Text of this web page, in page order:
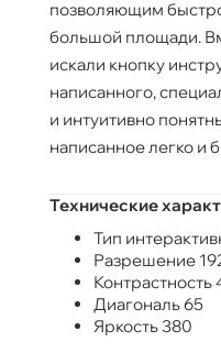
позволяющим
большой площади.
искали кнопку
написанного,
и интуитивно
написанное легко и
Технические
Тип
Разрешение
Контрастность
Диагональ 65
Яркость 380